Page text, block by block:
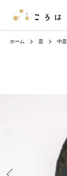
ホーム 皿 中